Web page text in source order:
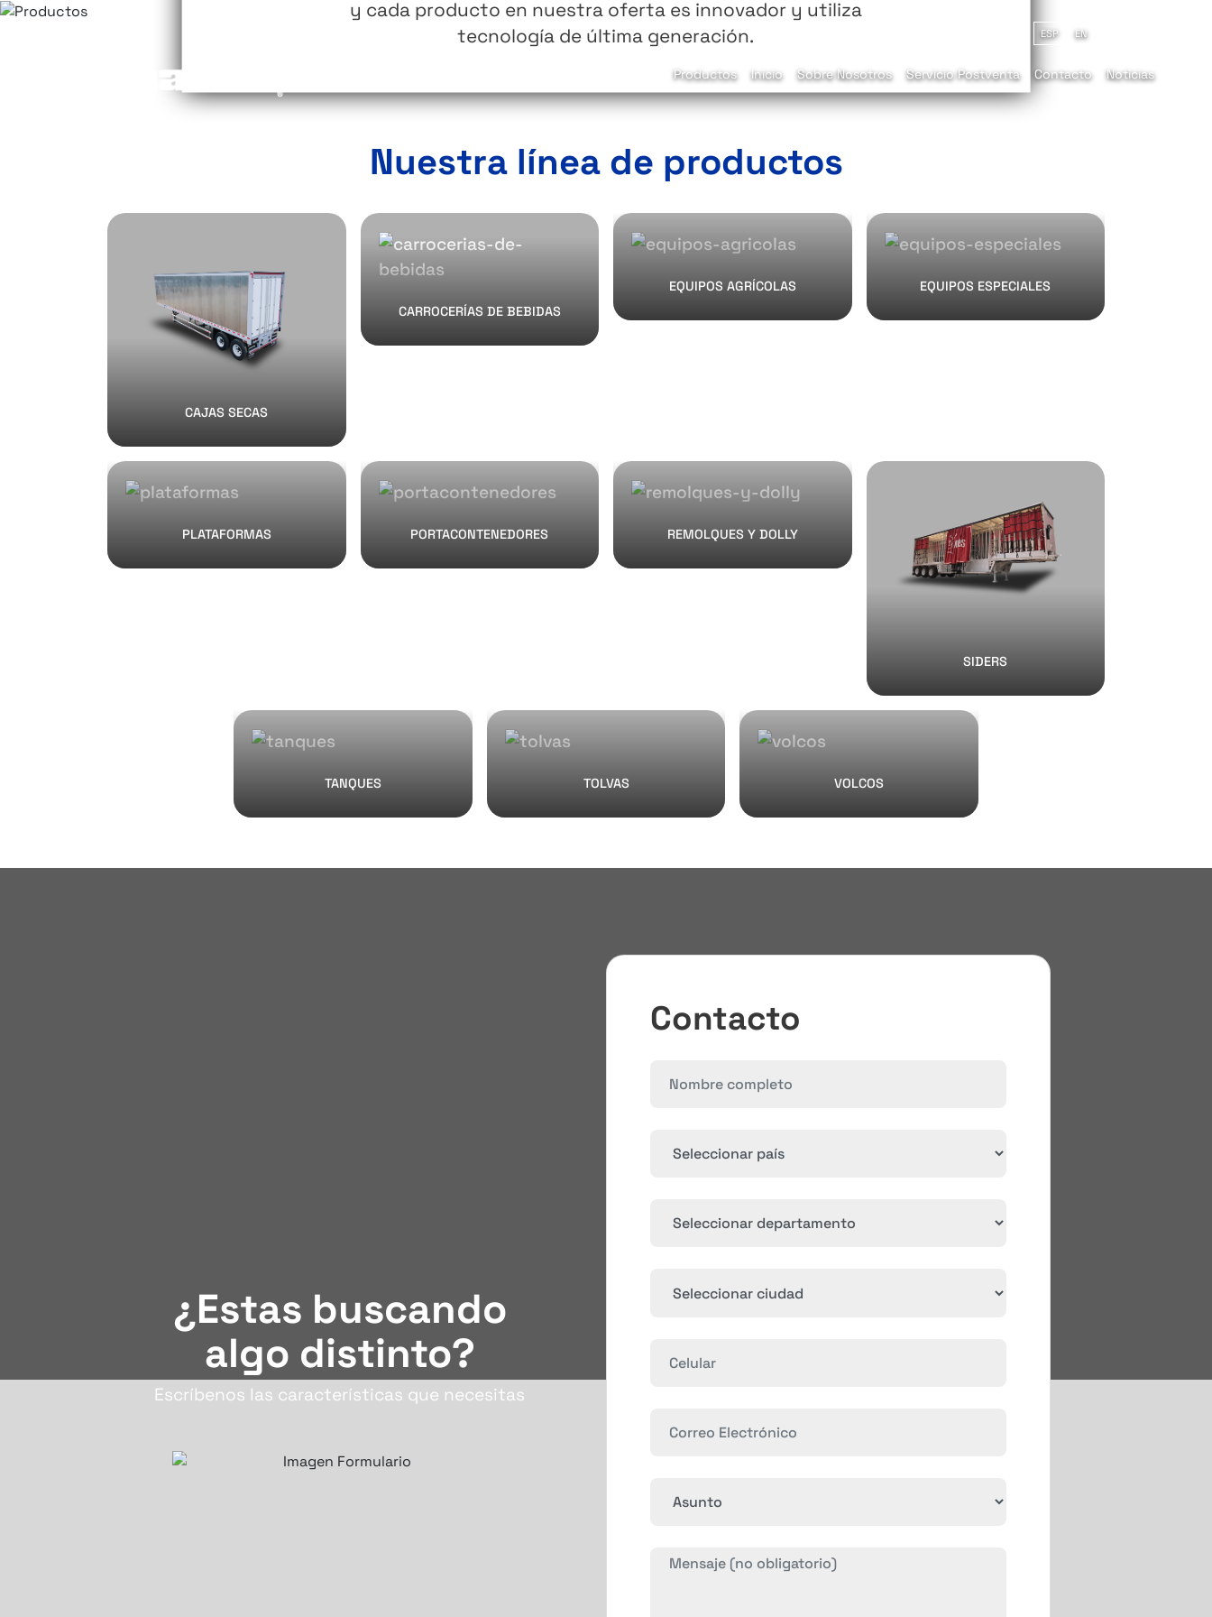
Productos Inicio Sobre Nosotros Servicio Postventa Contacto Noticias
ESP EN
Productos
y cada producto en nuestra oferta es innovador y utiliza
tecnología de última generación.
Nuestra línea de productos
CAJAS SECAS
CARROCERÍAS DE BEBIDAS
EQUIPOS AGRÍCOLAS EQUIPOS ESPECIALES
PLATAFORMAS PORTACONTENEDORES REMOLQUES Y DOLLY
SIDERS
TANQUES TOLVAS VOLCOS
¿Estas buscando
algo distinto?
Escríbenos las características que necesitas
Contacto